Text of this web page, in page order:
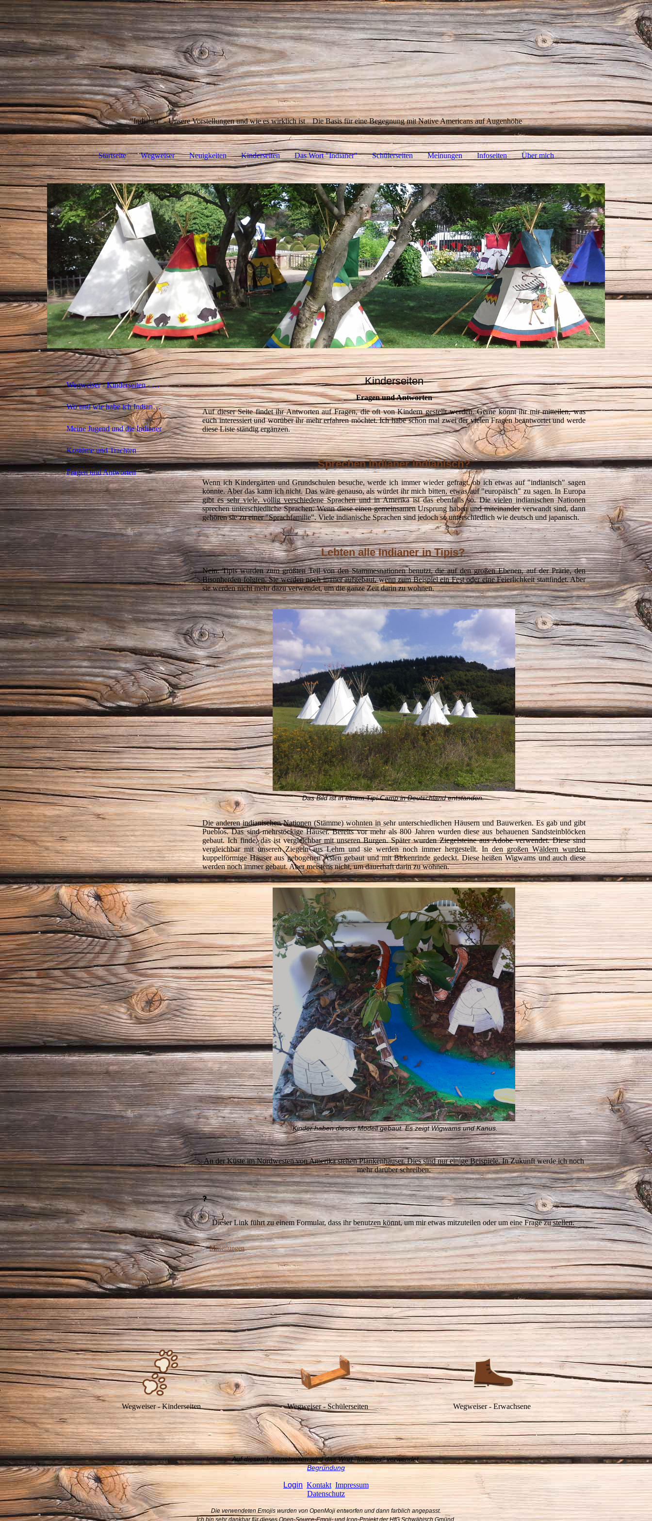
"Indianer" - Unsere Vorstellungen und wie es wirklich ist Die Basis für eine Begegnung mit Native Americans auf Augenhöhe
Startseite Wegweiser Neuigkeiten Kinderseiten Das Wort "Indianer" Schülerseiten Meinungen Infoseiten Über mich
Wegweiser - Kinderseiten - Beitragsübersicht
Wo und wie habe ich Indianer kennengelernt?
Meine Jugend und die Indianer
Kostüme und Trachten
Fragen und Antworten
Kinderseiten
Fragen und Antworten
Auf dieser Seite findet ihr Antworten auf Fragen, die oft von Kindern gestellt werden. Gerne könnt ihr mir mitteilen, was
euch interessiert und worüber ihr mehr erfahren möchtet. Ich habe schon mal zwei der vielen Fragen beantwortet und werde
diese Liste ständig ergänzen.
SprechenIndianer indianisch?
Wenn ich Kindergärten und Grundschulen besuche, werde ich immer wieder gefragt, ob ich etwas auf "indianisch" sagen
könnte. Aber das kann ich nicht. Das wäre genauso, als würdet ihr mich bitten, etwas auf "europäisch" zu sagen. In Europa
gibt es sehr viele, völlig verschiedene Sprachen und in Amerika ist das ebenfalls so. Die vielen indianischen Nationen
sprechen unterschiedliche Sprachen. Wenn diese einen gemeinsamen Ursprung haben und miteinander verwandt sind, dann
gehören sie zu einer "Sprachfamilie". Viele indianische Sprachen sind jedoch so unterschiedlich wie deutsch und japanisch.
Lebten alle Indianer in Tipis?
Nein. Tipis wurden zum größten Teil von den Stammesnationen benutzt, die auf den großen Ebenen, auf der Prärie, den
Bisonherden folgten. Sie werden noch immer aufgebaut, wenn zum Beispiel ein Fest oder eine Feierlichkeit stattfindet. Aber
sie werden nicht mehr dazu verwendet, um die ganze Zeit darin zu wohnen.
Das Bild ist in einem Tipi-Camp in Deutschland entstanden.
Die anderen indianischen Nationen (Stämme) wohnten in sehr unterschiedlichen Häusern und Bauwerken. Es gab und gibt
Pueblos. Das sind mehrstöckige Häuser. Bereits vor mehr als 800 Jahren wurden diese aus behauenen Sandsteinblöcken
gebaut. Ich finde, das ist vergleichbar mit unseren Burgen. Später wurden Ziegelsteine aus Adobe verwendet. Diese sind
vergleichbar mit unseren Ziegeln aus Lehm und sie werden noch immer hergestellt. In den großen Wäldern wurden
kuppelförmige Häuser aus gebogenen Ästen gebaut und mit Birkenrinde gedeckt. Diese heißen Wigwams und auch diese
werden noch immer gebaut. Aber meistens nicht, um dauerhaft darin zu wohnen.
Kinder haben dieses Modell gebaut. Es zeigt Wigwams und Kanus.
An der Küste im Nordwesten von Amerika stehen Plankenhäuser. Dies sind nur einige Beispiele. In Zukunft werde ich noch
mehr darüber schreiben.
Dieser Link führt zu einem Formular, dass ihr benutzen könnt, um mir etwas mitzuteilen oder um eine Frage zu stellen.
Mitteilungen
Wegweiser - Kinderseiten Wegweiser - Schülerseiten Wegweiser - Erwachsene
Auf diesen Internetseiten wird das Wort "Indianer" verwendet.
Begründung
Login Kontakt Impressum
Datenschutz
Die verwendeten Emojis wurden von OpenMoji entworfen und dann farblich angepasst.
Ich bin sehr dankbar für dieses Open-Source-Emoji- und Icon-Projekt der HfG Schwä­bisch Gmünd.